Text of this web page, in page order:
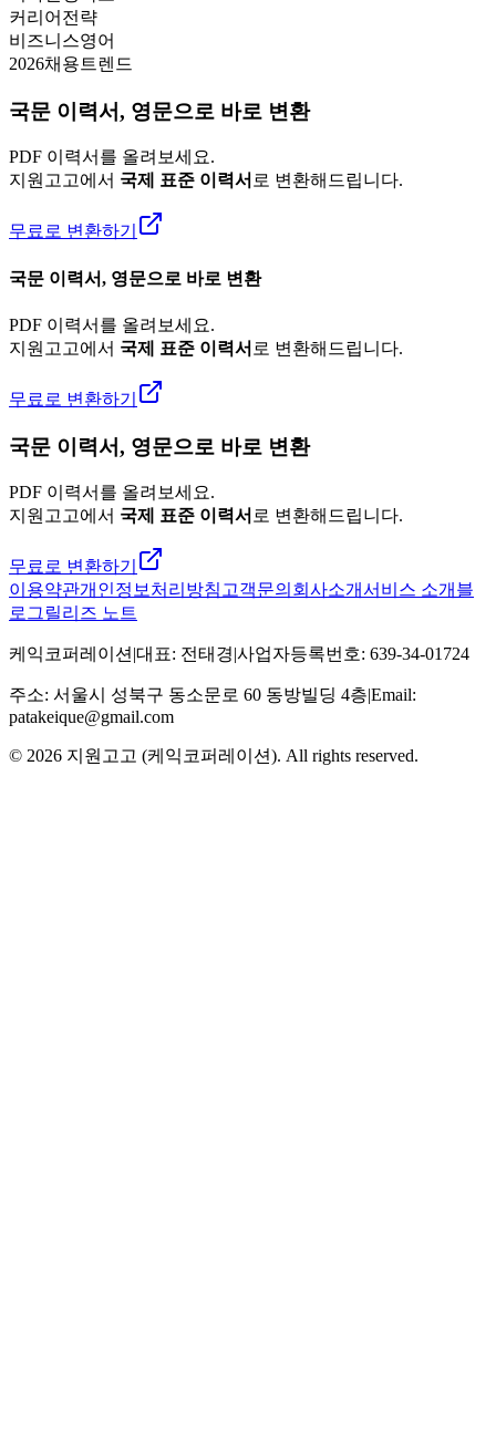
커리어전략
비즈니스영어
2026채용트렌드
국문 이력서, 영문으로 바로 변환
PDF 이력서를 올려보세요.
지원고고에서 국제 표준 이력서 로 변환해드립니다.
무료로 변환하기
국문 이력서, 영문으로 바로 변환
PDF 이력서를 올려보세요.
지원고고에서 국제 표준 이력서 로 변환해드립니다.
무료로 변환하기
국문 이력서, 영문으로 바로 변환
PDF 이력서를 올려보세요.
지원고고에서 국제 표준 이력서 로 변환해드립니다.
무료로 변환하기
이용약관개인정보처리방침고객문의 회사소개서비스 소개 블
로그릴리즈 노트
케익코퍼레이션|대표: 전태경|사업자등록번호: 639-34-01724
주소: 서울시 성북구 동소문로 60 동방빌딩 4층|Email:
patakeique@gmail.com
© 2026 지원고고 (케익코퍼레이션). All rights reserved.